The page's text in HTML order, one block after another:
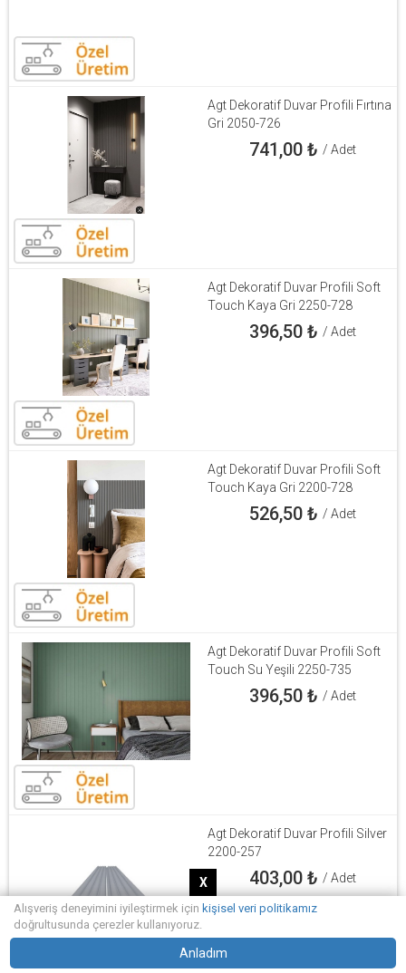
Agt Dekoratif Duvar Profili Fırtına
Gri 2050-726
741,00₺ / Adet
Agt Dekoratif Duvar Profili Soft
Touch Kaya Gri 2250-728
396,50₺ / Adet
Agt Dekoratif Duvar Profili Soft
Touch Kaya Gri 2200-728
526,50₺ / Adet
Agt Dekoratif Duvar Profili Soft
Touch Su Yeşili 2250-735
396,50₺ / Adet
Agt Dekoratif Duvar Profili Silver
2200-257
403,00₺ / Adet
Alışveriş deneyimini iyileştirmek için kişisel veri politikamız
doğrultusunda çerezler kullanıyoruz.
Anladım
X